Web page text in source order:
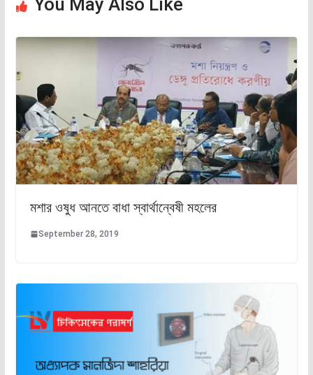
মশার ওষুধ আনতে বাধা স্বার্থান্বেষী মহলের
September 28, 2019